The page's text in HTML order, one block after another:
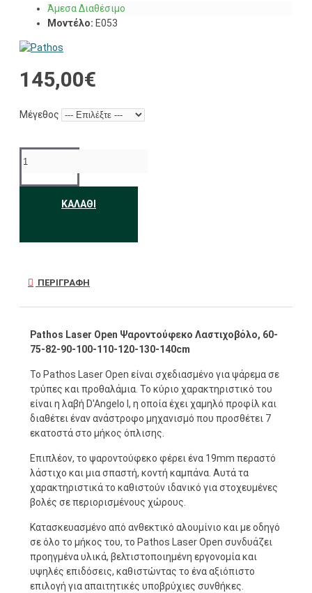
Άμεσα Διαθέσιμο
Μοντέλο: E053
145,00€
Μέγεθος
ΚΑΛΆΘΙ
ΠΕΡΙΓΡΑΦΉ
Pathos Laser Open Ψαροντούφεκο Λαστιχοβόλο, 60-
75-82-90-100-110-120-130-140cm
Το Pathos Laser Open είναι σχεδιασμένο για ψάρεμα σε
τρύπες και προθαλάμια. Το κύριο χαρακτηριστικό του
είναι η λαβή D'Angelo I, η οποία έχει χαμηλό προφίλ και
διαθέτει έναν ανάστροφο μηχανισμό που προσθέτει 7
εκατοστά στο μήκος όπλισης.
Επιπλέον, το ψαροντούφεκο φέρει ένα 19mm περαστό
λάστιχο και μια σπαστή, κοντή καμπάνα. Αυτά τα
χαρακτηριστικά το καθιστούν ιδανικό για στοχευμένες
βολές σε περιορισμένους χώρους.
Κατασκευασμένο από ανθεκτικό αλουμίνιο και με οδηγό
σε όλο το μήκος του, το Pathos Laser Open συνδυάζει
προηγμένα υλικά, βελτιστοποιημένη εργονομία και
υψηλές επιδόσεις, καθιστώντας το ένα αξιόπιστο
επιλογή για απαιτητικές υποβρύχιες συνθήκες.